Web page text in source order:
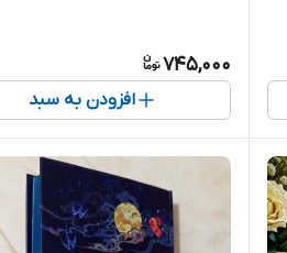
745,000
افزودن به سبد